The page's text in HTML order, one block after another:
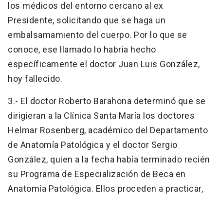
los médicos del entorno cercano al ex
Presidente, solicitando que se haga un
embalsamamiento del cuerpo. Por lo que se
conoce, ese llamado lo habría hecho
específicamente el doctor Juan Luis González,
hoy fallecido.
3.- El doctor Roberto Barahona determinó que se
dirigieran a la Clínica Santa María los doctores
Helmar Rosenberg, académico del Departamento
de Anatomía Patológica y el doctor Sergio
González, quien a la fecha había terminado recién
su Programa de Especialización de Beca en
Anatomía Patológica. Ellos proceden a practicar,